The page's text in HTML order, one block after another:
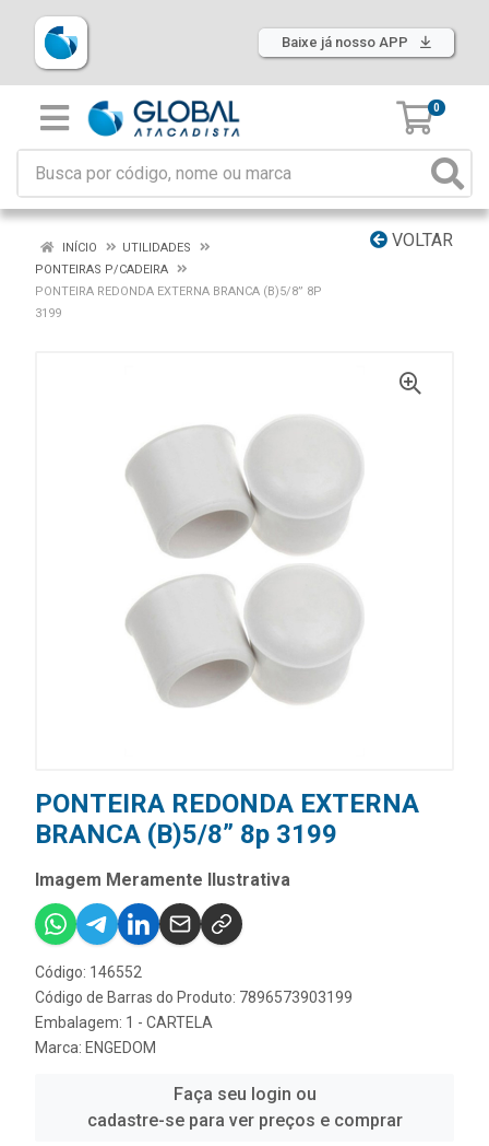
Baixe já nosso APP
0
VOLTAR
INÍCIO
UTILIDADES
PONTEIRAS P/CADEIRA
PONTEIRA REDONDA EXTERNA BRANCA (B)5/8” 8P
3199
PONTEIRA REDONDA EXTERNA
BRANCA (B)5/8” 8p 3199
Imagem Meramente Ilustrativa
Código: 146552
Código de Barras do Produto: 7896573903199
Embalagem: 1 - CARTELA
Marca: ENGEDOM
Faça seu login ou
cadastre-se para ver preços e comprar